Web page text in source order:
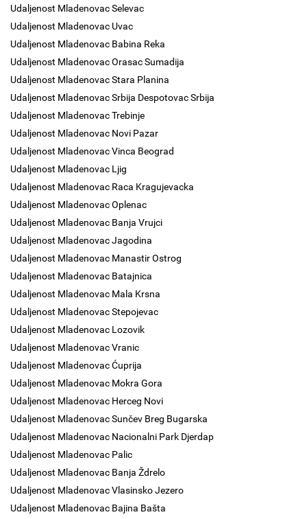
Udaljenost Mladenovac Selevac
Udaljenost Mladenovac Uvac
Udaljenost Mladenovac Babina Reka
Udaljenost Mladenovac Orasac Sumadija
Udaljenost Mladenovac Stara Planina
Udaljenost Mladenovac Srbija Despotovac Srbija
Udaljenost Mladenovac Trebinje
Udaljenost Mladenovac Novi Pazar
Udaljenost Mladenovac Vinca Beograd
Udaljenost Mladenovac Ljig
Udaljenost Mladenovac Raca Kragujevacka
Udaljenost Mladenovac Oplenac
Udaljenost Mladenovac Banja Vrujci
Udaljenost Mladenovac Jagodina
Udaljenost Mladenovac Manastir Ostrog
Udaljenost Mladenovac Batajnica
Udaljenost Mladenovac Mala Krsna
Udaljenost Mladenovac Stepojevac
Udaljenost Mladenovac Lozovik
Udaljenost Mladenovac Vranic
Udaljenost Mladenovac Ćuprija
Udaljenost Mladenovac Mokra Gora
Udaljenost Mladenovac Herceg Novi
Udaljenost Mladenovac Sunčev Breg Bugarska
Udaljenost Mladenovac Nacionalni Park Djerdap
Udaljenost Mladenovac Palic
Udaljenost Mladenovac Banja Ždrelo
Udaljenost Mladenovac Vlasinsko Jezero
Udaljenost Mladenovac Bajina Bašta